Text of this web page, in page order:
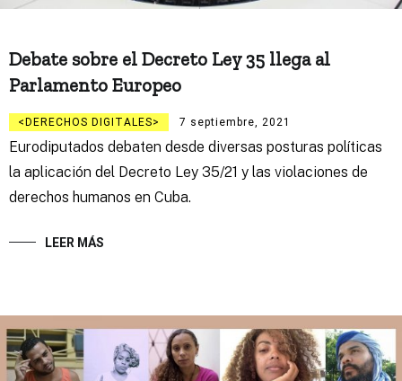
Debate sobre el Decreto Ley 35 llega al
Parlamento Europeo
DERECHOS DIGITALES 7 septiembre, 2021
Eurodiputados debaten desde diversas posturas políticas
la aplicación del Decreto Ley 35/21 y las violaciones de
derechos humanos en Cuba.
LEER MÁS